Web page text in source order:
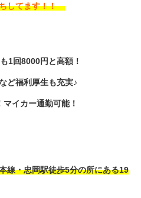
ちしてます！！
1回8000円と高額！
ど福利厚生も充実♪
イカー通勤可能！
線・忠岡駅徒歩5分の所にある19